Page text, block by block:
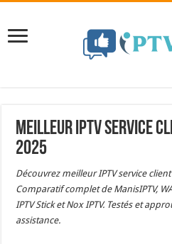
Meilleur IPTV Service
2025
Découvrez meilleur IPTV service
Comparatif complet de ManisIPTV,
IPTV Stick et Nox IPTV. Testés et
assistance.